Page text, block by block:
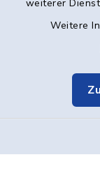
weiterer
Weitere